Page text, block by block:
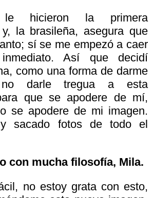
hicieron la primera
y, la brasileña, asegura que
sí se me empezó a caer
Así que decidí
como una forma de darme
darle tregua a esta
que se apodere de mí,
se apodere de mi imagen.
sacado fotos de todo el
con mucha filosofía, Mila.
no estoy grata con esto,